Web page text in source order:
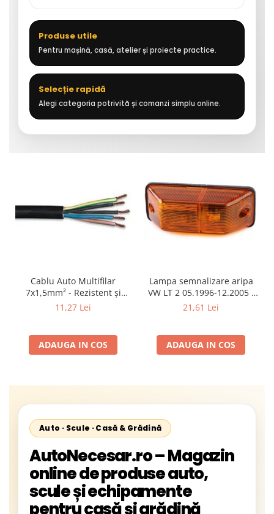
Produse utile
Pentru mașină, casă, atelier și proiecte practice.
Selecție rapidă
Alegi categoria potrivită și comanzi simplu online.
Cablu Auto Multifilar
7x1,5mm² - Rezistent și
Flexibil pentru Remorci 12V-
11,27 Lei
ADAUGA IN COS
Lampa semnalizare aripa
VW LT 2 05.1996-12.2005 ;
Mercedes Sprinter 1995-
Neoplan Euroliner,
Starliner,Centroliner,
21,61 Lei
ADAUGA IN COS
Auto · Scule · Casă & Grădină
AutoNecesar.ro – Magazin
online de produse auto,
scule și echipamente
pentru casă și grădină